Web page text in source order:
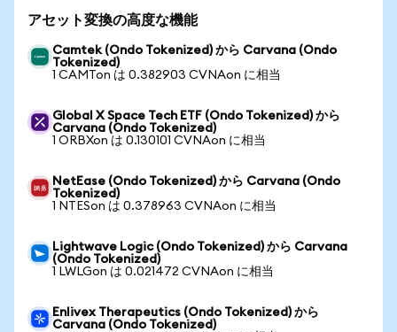
アセット変換の高度な機能
Camtek (Ondo Tokenized) から Carvana (Ondo
Tokenized)
1 CAMTon は 0.382903 CVNAon に相当
Global X Space Tech ETF (Ondo Tokenized) から
Carvana (Ondo Tokenized)
1 ORBXon は 0.130101 CVNAon に相当
NetEase (Ondo Tokenized) から Carvana (Ondo
Tokenized)
1 NTESon は 0.378963 CVNAon に相当
Lightwave Logic (Ondo Tokenized) から Carvana
(Ondo Tokenized)
1 LWLGon は 0.021472 CVNAon に相当
Enlivex Therapeutics (Ondo Tokenized) から
Carvana (Ondo Tokenized)